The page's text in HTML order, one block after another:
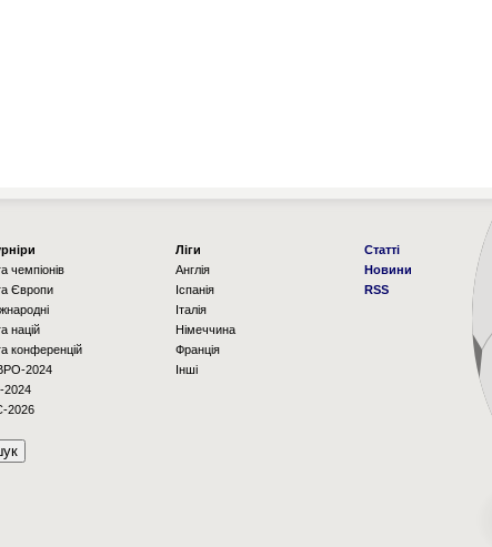
чемпіонів
Європи
націй
конференцій
2024
2024
2026
Ліги
Англія
Іспанія
Італія
Німеччина
Франція
Інші
Статті
Новини
RSS